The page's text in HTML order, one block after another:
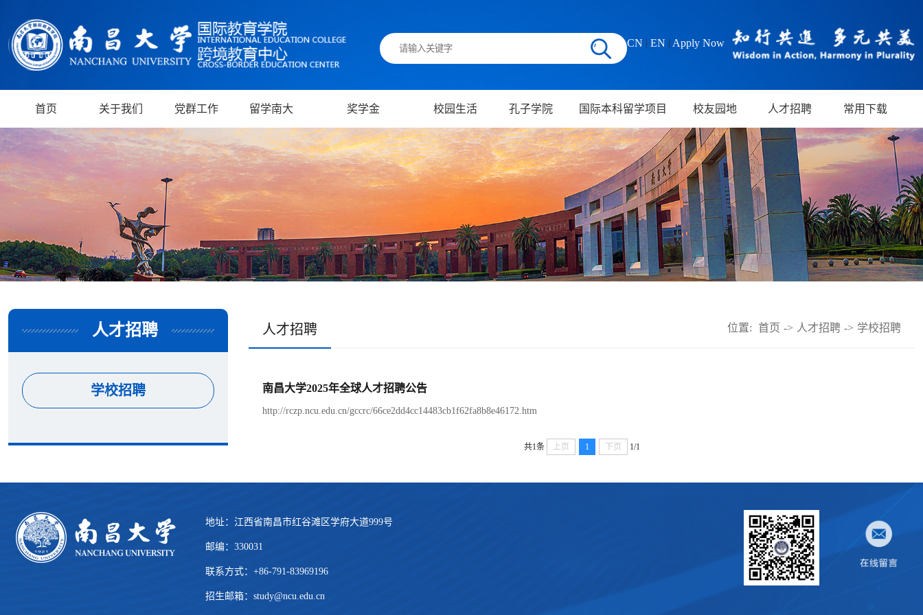
CN | EN | Apply Now
首页 关于我们 党群工作 留学南大 奖学金 校园生活 孔子学院 国际本科留学项目 校友园地 人才招聘 常用下载
人才招聘
学校招聘
人才招聘 位置: 首页 -> 人才招聘 -> 学校招聘
南昌大学2025年全球人才招聘公告
http://rczp.ncu.edu.cn/gccrc/66ce2dd4cc14483cb1f62fa8b8e46172.htm
共1条 上页 1 下页 1/1
地址：江西省南昌市红谷滩区学府大道999号
邮编：330031
联系方式：+86-791-83969196
招生邮箱：study@ncu.edu.cn